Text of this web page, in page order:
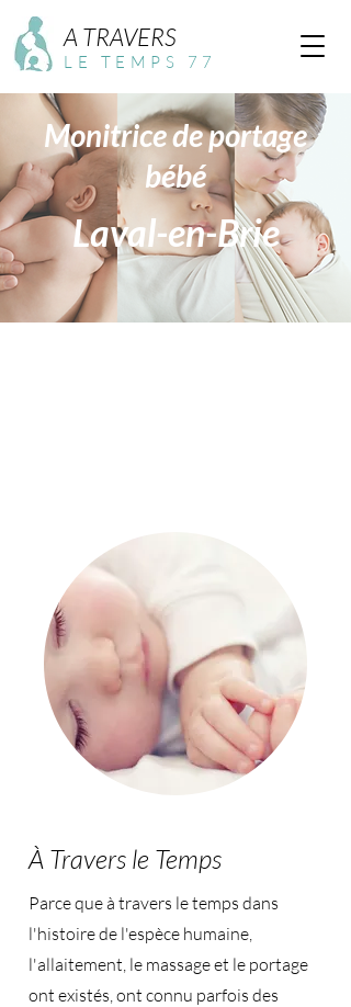
LE TEMPS 77
A TRAVERS
Monitrice de portage
bébé
Laval-en-Brie
À Travers le Temps
Parce que à travers le temps dans
l'histoire de l'espèce humaine,
l'allaitement, le massage et le portage
ont existés, ont connu parfois des